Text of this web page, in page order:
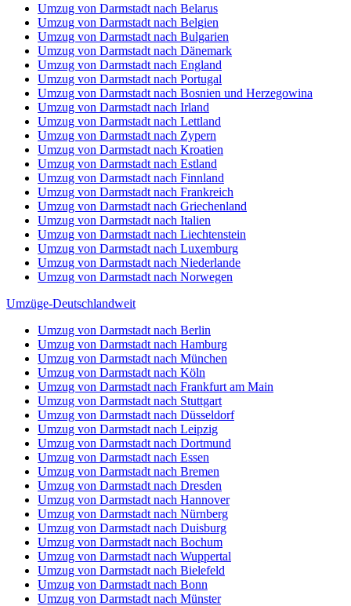
Umzug von Darmstadt nach Belarus
Umzug von Darmstadt nach Belgien
Umzug von Darmstadt nach Bulgarien
Umzug von Darmstadt nach Dänemark
Umzug von Darmstadt nach England
Umzug von Darmstadt nach Portugal
Umzug von Darmstadt nach Bosnien und Herzegowina
Umzug von Darmstadt nach Irland
Umzug von Darmstadt nach Lettland
Umzug von Darmstadt nach Zypern
Umzug von Darmstadt nach Kroatien
Umzug von Darmstadt nach Estland
Umzug von Darmstadt nach Finnland
Umzug von Darmstadt nach Frankreich
Umzug von Darmstadt nach Griechenland
Umzug von Darmstadt nach Italien
Umzug von Darmstadt nach Liechtenstein
Umzug von Darmstadt nach Luxemburg
Umzug von Darmstadt nach Niederlande
Umzug von Darmstadt nach Norwegen
Umzüge-Deutschlandweit
Umzug von Darmstadt nach Berlin
Umzug von Darmstadt nach Hamburg
Umzug von Darmstadt nach München
Umzug von Darmstadt nach Köln
Umzug von Darmstadt nach Frankfurt am Main
Umzug von Darmstadt nach Stuttgart
Umzug von Darmstadt nach Düsseldorf
Umzug von Darmstadt nach Leipzig
Umzug von Darmstadt nach Dortmund
Umzug von Darmstadt nach Essen
Umzug von Darmstadt nach Bremen
Umzug von Darmstadt nach Dresden
Umzug von Darmstadt nach Hannover
Umzug von Darmstadt nach Nürnberg
Umzug von Darmstadt nach Duisburg
Umzug von Darmstadt nach Bochum
Umzug von Darmstadt nach Wuppertal
Umzug von Darmstadt nach Bielefeld
Umzug von Darmstadt nach Bonn
Umzug von Darmstadt nach Münster